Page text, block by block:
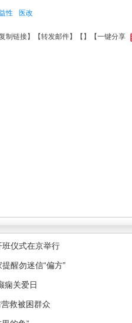
性 医改
制链接】【转发邮件】【 】 【一键分享
仪式在京举行
醒勿迷信“偏方”
关爱日
救被困群众